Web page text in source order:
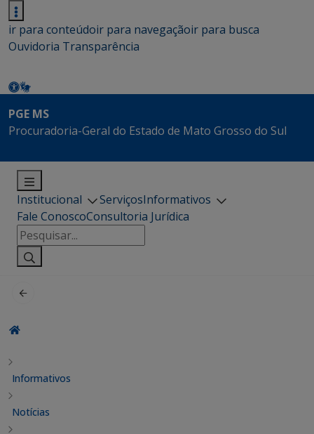
ir para conteúdoir para navegaçãoir para busca
Ouvidoria Transparência
PGE MS
Procuradoria-Geral do Estado de Mato Grosso do Sul
Institucional ServiçosInformativos
Fale ConoscoConsultoria Jurídica
Pesquisar
por:
Informativos
Notícias